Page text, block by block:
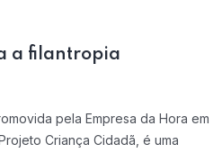
a filantropia
pela Empresa da Hora em
Criança Cidadã, é uma